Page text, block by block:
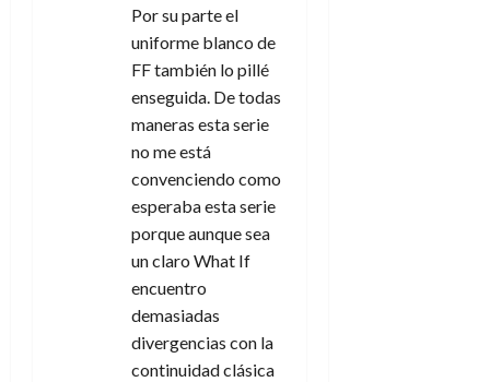
Por su parte el
uniforme blanco de
FF también lo pillé
enseguida. De todas
maneras esta serie
no me está
convenciendo como
esperaba esta serie
porque aunque sea
un claro What If
encuentro
demasiadas
divergencias con la
continuidad clásica